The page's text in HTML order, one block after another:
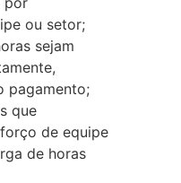
ou setor;
sejam
pagamento;
que
de equipe
de horas